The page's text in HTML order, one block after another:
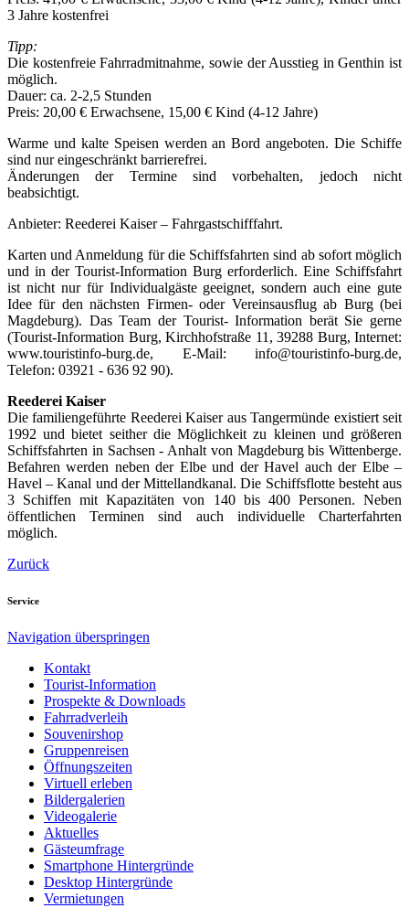
3 Jahre kostenfrei
Tipp:
Die kostenfreie Fahrradmitnahme, sowie der Ausstieg in Genthin ist
möglich.
Dauer: ca. 2-2,5 Stunden
Preis: 20,00 € Erwachsene, 15,00 € Kind (4-12 Jahre)
Warme und kalte Speisen werden an Bord angeboten. Die Schiffe
sind nur eingeschränkt barrierefrei.
Änderungen der Termine sind vorbehalten, jedoch nicht
beabsichtigt.
Anbieter: Reederei Kaiser – Fahrgastschifffahrt.
Karten und Anmeldung für die Schiffsfahrten sind ab sofort möglich
und in der Tourist-Information Burg erforderlich. Eine Schiffsfahrt
ist nicht nur für Individualgäste geeignet, sondern auch eine gute
Idee für den nächsten Firmen- oder Vereinsausflug ab Burg (bei
Magdeburg). Das Team der Tourist- Information berät Sie gerne
(Tourist-Information Burg, Kirchhofstraße 11, 39288 Burg, Internet:
www.touristinfo-burg.de, E-Mail: info@touristinfo-burg.de,
Telefon: 03921 - 636 92 90).
Reederei Kaiser
Die familiengeführte Reederei Kaiser aus Tangermünde existiert seit
1992 und bietet seither die Möglichkeit zu kleinen und größeren
Schiffsfahrten in Sachsen - Anhalt von Magdeburg bis Wittenberge.
Befahren werden neben der Elbe und der Havel auch der Elbe –
Havel – Kanal und der Mittellandkanal. Die Schiffsflotte besteht aus
3 Schiffen mit Kapazitäten von 140 bis 400 Personen. Neben
öffentlichen Terminen sind auch individuelle Charterfahrten
möglich.
Zurück
Service
Navigation überspringen
Kontakt
Tourist-Information
Prospekte & Downloads
Fahrradverleih
Souvenirshop
Gruppenreisen
Öffnungszeiten
Virtuell erleben
Bildergalerien
Videogalerie
Aktuelles
Gästeumfrage
Smartphone Hintergründe
Desktop Hintergründe
Vermietungen